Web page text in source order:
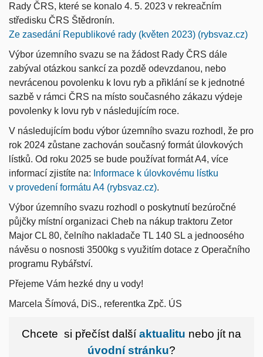
Rady ČRS, které se konalo 4. 5. 2023 v rekreačním
středisku ČRS Štědronín.
Ze zasedání Republikové rady (květen 2023) (rybsvaz.cz)
Výbor územního svazu se na žádost Rady ČRS dále
zabýval otázkou sankcí za pozdě odevzdanou, nebo
nevrácenou povolenku k lovu ryb a přiklání se k jednotné
sazbě v rámci ČRS na místo současného zákazu výdeje
povolenky k lovu ryb v následujícím roce.
V následujícím bodu výbor územního svazu rozhodl, že pro
rok 2024 zůstane zachován současný formát úlovkových
lístků. Od roku 2025 se bude používat formát A4, více
informací zjistíte na: Informace k úlovkovému lístku
v provedení formátu A4 (rybsvaz.cz).
Výbor územního svazu rozhodl o poskytnutí bezúročné
půjčky místní organizaci Cheb na nákup traktoru Zetor
Major CL 80, čelního nakladače TL 140 SL a jednoosého
návěsu o nosnosti 3500kg s využitím dotace z Operačního
programu Rybářství.
Přejeme Vám hezké dny u vody!
Marcela Šímová, DiS., referentka Zpč. ÚS
Chcete si přečíst další aktualitu nebo jít na
úvodní stránku?